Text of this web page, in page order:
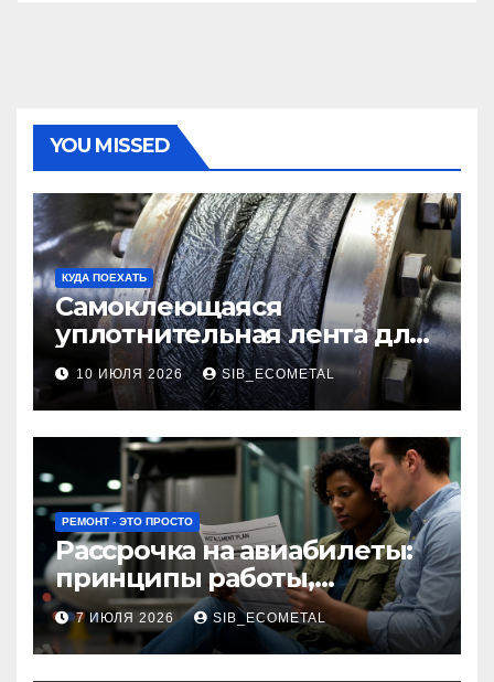
YOU MISSED
КУДА ПОЕХАТЬ
Самоклеющаяся
уплотнительная лента для
огнезащиты фланцевых
соединений
10 ИЮЛЯ 2026 SIB_ECOMETAL
РЕМОНТ - ЭТО ПРОСТО
Рассрочка на авиабилеты:
принципы работы,
требования и
потенциальные риски
7 ИЮЛЯ 2026 SIB_ECOMETAL